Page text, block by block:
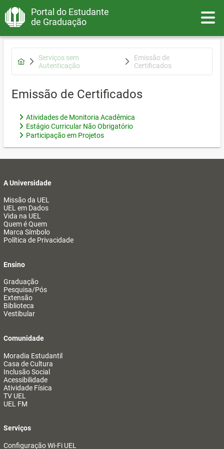
Portal do Estudante
de Graduação
Serviços sem
Autenticação
Emissão de
Certificados
Emissão de Certificados
Atividades de Monitoria Acadêmica
Estágio Curricular Não Obrigatório
Participação em Projetos
A Universidade
Missão da UEL
UEL em Dados
Vida na UEL
Quem é Quem
Marca Símbolo
Política de Privacidade
Ensino
Graduação
Pesquisa/Pós
Extensão
Biblioteca
Vestibular
Comunidade
Moradia Estudantil
Casa de Cultura
Inclusão Social
Acessibilidade
Atividade Física
TV UEL
UEL FM
Serviços
Configuração Wi-Fi UEL